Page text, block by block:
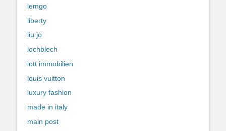
lemgo
liberty
liu jo
lochblech
lott immobilien
louis vuitton
luxury fashion
made in italy
main post